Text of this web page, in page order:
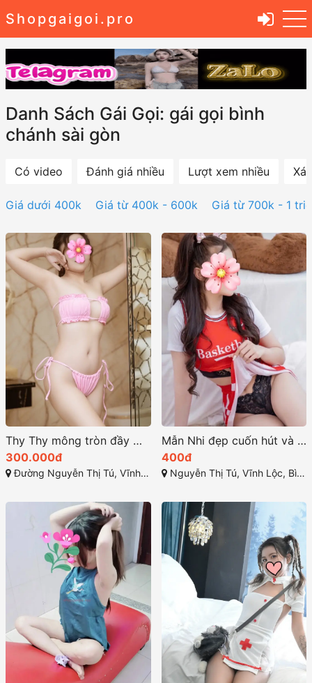
Shopgaigoi.pro
Danh Sách Gái Gọi: gái gọi bình
chánh sài gòn
Có video Đánh giá nhiều Lượt xem nhiều
Giá dưới 400k Giá từ 400k - 600k Giá từ 700k - 1
Thy Thy mông tròn đầy mềm mại và nuột nà
300.000đ
Đường Nguyễn Thị Tú, Vĩnh Lộc B, Bình Chánh, Thành phố Hồ Chí Minh
Mẫn Nhi đẹp cuốn hút và khả năng làm vừa lòng mọi khách
400đ
Nguyễn Thị Tú, Vĩnh Lộc, Bình Chánh